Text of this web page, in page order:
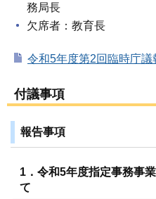
務局長
欠席者：教育長
令和5年度第2回臨時庁議
付議事項
報告事項
1．令和5年度指定事務事
て